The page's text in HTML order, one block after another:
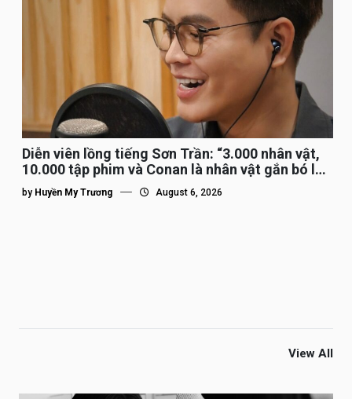
Diễn viên lồng tiếng Sơn Trần: “3.000 nhân vật,
10.000 tập phim và Conan là nhân vật gắn bó lâu
nhất”
by Huyền My Trương August 6, 2026
View All